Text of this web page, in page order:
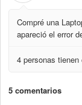
Compré una
apareció el error
4 personas
5 comentarios